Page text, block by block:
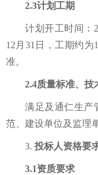
2.3计划工期
计划开工时间：
12 月 31 日，工期约为
准。
2.4质量标准、技
满足及 通仁生产
范、建设单位及监理
3. 投标人资格要
3.1资质要求